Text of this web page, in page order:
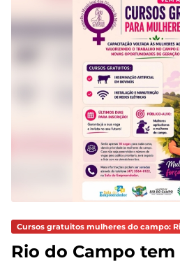
Cursos gratuitos mulheres do campo:
Rio do Campo